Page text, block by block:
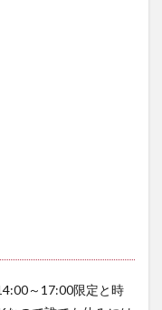
～17:00限定と時